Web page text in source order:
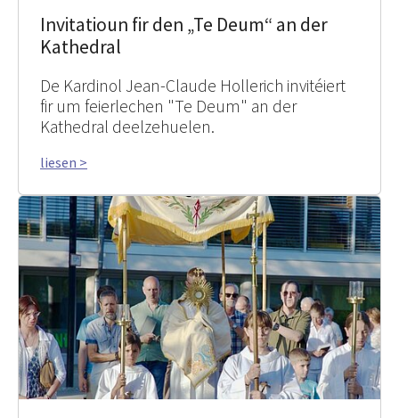
Invitatioun fir den „Te Deum“ an der
Kathedral
De Kardinol Jean-Claude Hollerich invitéiert
fir um feierlechen "Te Deum" an der
Kathedral deelzehuelen.
liesen >